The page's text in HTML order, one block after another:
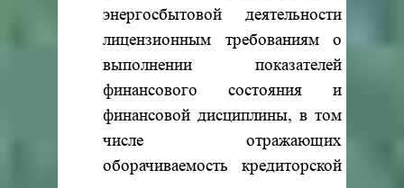
энергосбытовой деятельности
лицензионным требованиям о
выполнении показателей
финансового состояния и
финансовой дисциплины, в том
числе отражающих
оборачиваемость кредиторской